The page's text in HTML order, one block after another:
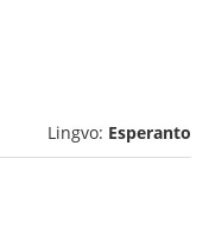
Lingvo: Esperanto